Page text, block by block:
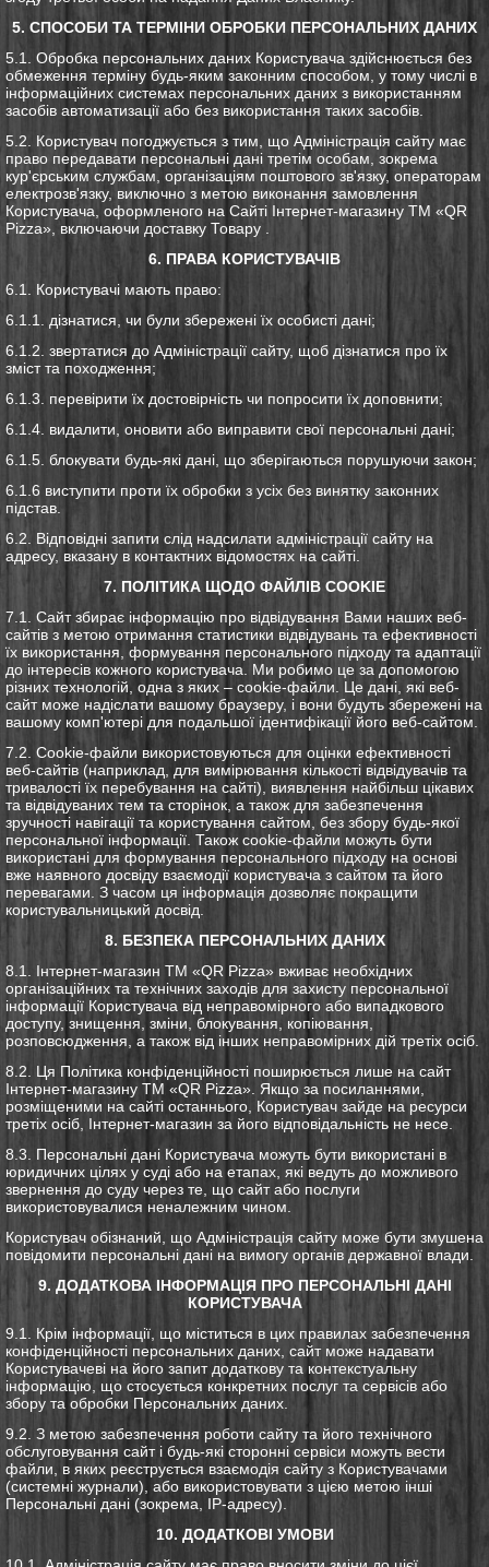
5. СПОСОБИ ТА ТЕРМІНИ ОБРОБКИ ПЕРСОНАЛЬНИХ ДАНИХ
5.1. Обробка персональних даних Користувача здійснюється без
обмеження терміну будь-яким законним способом, у тому числі в
інформаційних системах персональних даних з використанням
засобів автоматизації або без використання таких засобів.
5.2. Користувач погоджується з тим, що Адміністрація сайту має
право передавати персональні дані третім особам, зокрема
кур'єрським службам, організаціям поштового зв'язку, операторам
електрозв'язку, виключно з метою виконання замовлення
Користувача, оформленого на Сайті Інтернет-магазину ТМ «QR
Pizza», включаючи доставку Товару .
6. ПРАВА КОРИСТУВАЧІВ
6.1. Користувачі мають право:
6.1.1. дізнатися, чи були збережені їх особисті дані;
6.1.2. звертатися до Адміністрації сайту, щоб дізнатися про їх
зміст та походження;
6.1.3. перевірити їх достовірність чи попросити їх доповнити;
6.1.4. видалити, оновити або виправити свої персональні дані;
6.1.5. блокувати будь-які дані, що зберігаються порушуючи закон;
6.1.6 виступити проти їх обробки з усіх без винятку законних
підстав.
6.2. Відповідні запити слід надсилати адміністрації сайту на
адресу, вказану в контактних відомостях на сайті.
7. ПОЛІТИКА ЩОДО ФАЙЛІВ COOKIE
7.1. Сайт збирає інформацію про відвідування Вами наших веб-
сайтів з метою отримання статистики відвідувань та ефективності
їх використання, формування персонального підходу та адаптації
до інтересів кожного користувача. Ми робимо це за допомогою
різних технологій, одна з яких – cookie-файли. Це дані, які веб-
сайт може надіслати вашому браузеру, і вони будуть збережені на
вашому комп'ютері для подальшої ідентифікації його веб-сайтом.
7.2. Cookie-файли використовуються для оцінки ефективності
веб-сайтів (наприклад, для вимірювання кількості відвідувачів та
тривалості їх перебування на сайті), виявлення найбільш цікавих
та відвідуваних тем та сторінок, а також для забезпечення
зручності навігації та користування сайтом, без збору будь-якої
персональної інформації. Також cookie-файли можуть бути
використані для формування персонального підходу на основі
вже наявного досвіду взаємодії користувача з сайтом та його
перевагами. З часом ця інформація дозволяє покращити
користувальницький досвід.
8. БЕЗПЕКА ПЕРСОНАЛЬНИХ ДАНИХ
8.1. Інтернет-магазин ТМ «QR Pizza» вживає необхідних
організаційних та технічних заходів для захисту персональної
інформації Користувача від неправомірного або випадкового
доступу, знищення, зміни, блокування, копіювання,
розповсюдження, а також від інших неправомірних дій третіх осіб.
8.2. Ця Політика конфіденційності поширюється лише на сайт
Інтернет-магазину ТМ «QR Pizza». Якщо за посиланнями,
розміщеними на сайті останнього, Користувач зайде на ресурси
третіх осіб, Інтернет-магазин за його відповідальність не несе.
8.3. Персональні дані Користувача можуть бути використані в
юридичних цілях у суді або на етапах, які ведуть до можливого
звернення до суду через те, що сайт або послуги
використовувалися неналежним чином.
Користувач обізнаний, що Адміністрація сайту може бути змушена
повідомити персональні дані на вимогу органів державної влади.
9. ДОДАТКОВА ІНФОРМАЦІЯ ПРО ПЕРСОНАЛЬНІ ДАНІ
КОРИСТУВАЧА
9.1. Крім інформації, що міститься в цих правилах забезпечення
конфіденційності персональних даних, сайт може надавати
Користувачеві на його запит додаткову та контекстуальну
інформацію, що стосується конкретних послуг та сервісів або
збору та обробки Персональних даних.
9.2. З метою забезпечення роботи сайту та його технічного
обслуговування сайт і будь-які сторонні сервіси можуть вести
файли, в яких реєструється взаємодія сайту з Користувачами
(системні журнали), або використовувати з цією метою інші
Персональні дані (зокрема, IP-адресу).
10. ДОДАТКОВІ УМОВИ